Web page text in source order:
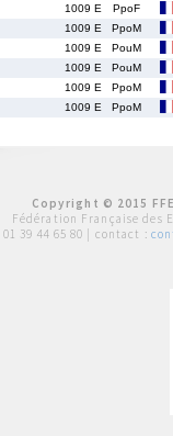
1009 E
PpoF
1009 E
PpoM
1009 E
PouM
1009 E
PouM
1009 E
PpoM
1009 E PpoM
Copyright © 2015
Fédération Française des
01 39 44 65 80 | contact :